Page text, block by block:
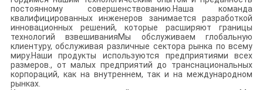
постоянному совершенствованию.Наша команда
квалифицированных инженеров занимается разработкой
инновационных решений, которые расширяют границы
технологий взвешиванияМы обслуживаем глобальную
клиентуру, обслуживая различные сектора рынка по всему
миру.Наши продукты используются предприятиями всех
размеров., от малых предприятий до транснациональных
корпораций, как на внутреннем, так и на международном
рынках.